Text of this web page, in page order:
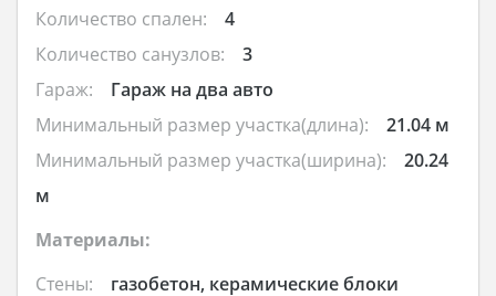
Количество спален:
4
Количество санузлов:
3
Гараж:
Гараж на два авто
Минимальный размер участка(длина):
21.04 м
Минимальный размер участка(ширина):
20.24
м
Материалы:
Стены:
газобетон, керамические блоки